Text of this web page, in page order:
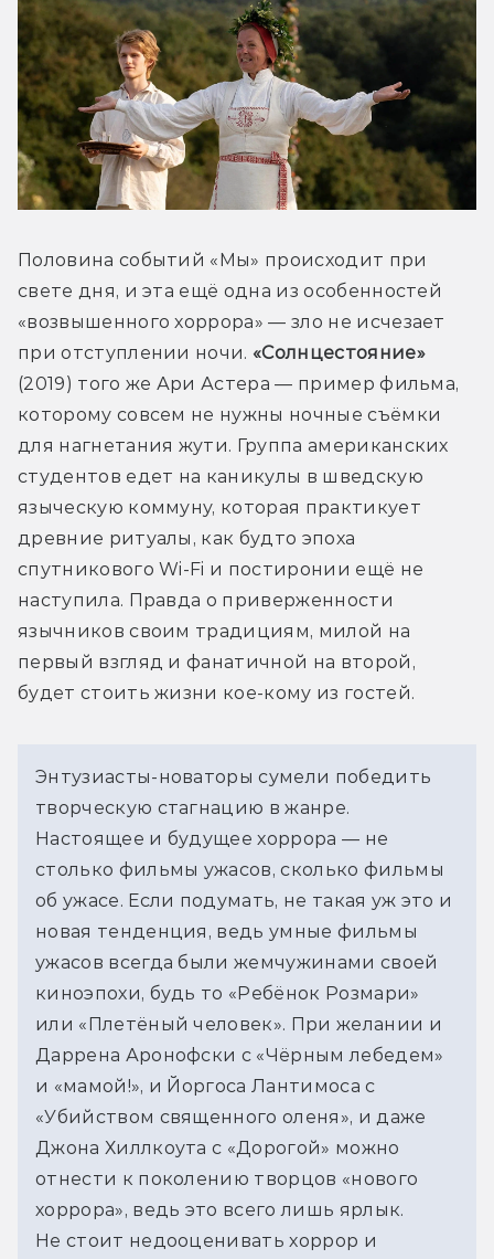
Половина событий «Мы» происходит при
свете дня, и эта ещё одна из особенностей
«возвышенного хоррора» — зло не исчезает
при отступлении ночи.
«Солнцестояние»
(2019) того же Ари Астера — пример фильма,
которому совсем не нужны ночные съёмки
для нагнетания жути. Группа американских
студентов едет на каникулы в шведскую
языческую коммуну, которая практикует
древние ритуалы, как будто эпоха
спутникового Wi-Fi и постиронии ещё не
наступила. Правда о приверженности
язычников своим традициям, милой на
первый взгляд и фанатичной на второй,
будет стоить жизни кое-кому из гостей.
Энтузиасты-новаторы сумели победить
творческую стагнацию в жанре.
Настоящее и будущее хоррора — не
столько фильмы ужасов, сколько фильмы
об ужасе. Если подумать, не такая уж это и
новая тенденция, ведь умные фильмы
ужасов всегда были жемчужинами своей
киноэпохи, будь то «Ребёнок Розмари»
или «Плетёный человек». При желании и
Даррена Аронофски с «Чёрным лебедем»
и «мамой!», и Йоргоса Лантимоса с
«Убийством священного оленя», и даже
Джона Хиллкоута с «Дорогой» можно
отнести к поколению творцов «нового
хоррора», ведь это всего лишь ярлык.
Не стоит недооценивать хоррор и